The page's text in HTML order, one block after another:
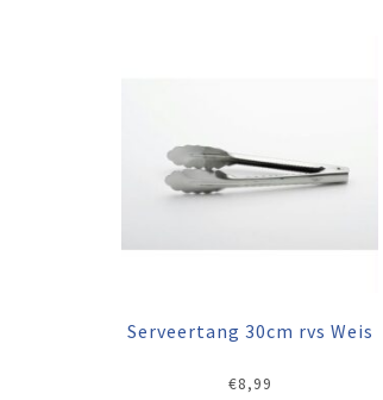
Serveertang 30cm rvs Weis
€8,99